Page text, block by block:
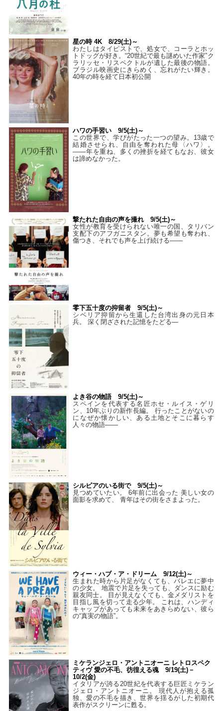
星の時 4K 8/29(土)～
わたしはタイピストで、処⼥で、コーラとホッ
トドッグが好き。“20世紀で最も謎めいた作家”ク
ラリッセ・リスペクトルが遺した最後の物語。
ブラジル映画史にきらめく、忘れがたい輝き。
40年の時を経て⽇本初公開
ハワの手習い 9/5(土)～
この世界で、学びがたった一つの望み。13歳で
結婚させられ、自由を奪われた母〈ハワ〉。
——年を重ね、多くの挫折を経てもなお、彼女
は諦めなかった。
撃たれた自由の声を撮れ 9/5(土)～
女性が教育を受けられない唯一の国、タリバン
支配下のアフガニスタン。夢も希望も奪われ、
傷つき、それでも声を上げ続ける——
零下五十度の抑留者 9/5(土)～
シベリア抑留から生還した台湾出身の元日本
兵。 深く閉ざされた記憶をたどる—
よき谷の物語 9/5(土)～
スペインを代表する名匠ホセ・ルイス・ゲリ
ン、10年ぶりの新作長編。 行ったことがないの
になぜか懐かしい、ある土地とそこに暮らす
人々の物語――
シルビアのいる街で 9/5(土)～
見つめていたい。 6年前に出会った 美しい女の
面影を求めて、 青年はその街をさまよった。
ウィー・ハブ・ア・ドリーム 9/12(土)～
生まれた時から片足がなくても、バレエに夢中
の少女。 地震で片足を失っても、ダンスに励む
親友同士。 目が見えなくても、金メダリストを
目指し風を切って走る少年。 これは、ハンディ
キャップがあっても未来をあきらめない、彼ら
の“真実の物語”。
ミケランジェロ・アントニオーニ レトロスペク
ティヴ 愛の不毛、彷徨える魂 9/19(土)－
10/2(金)
イタリアが誇る20世紀を代表する巨匠ミケラン
ジェロ・アントニオーニ。 現代人が抱える孤
独、愛の不毛を描き、世界を揺るがした初期代
表作がスクリーンに甦る。